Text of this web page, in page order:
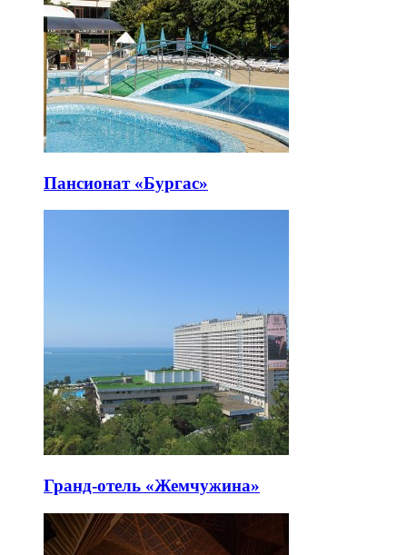
Пансионат «Бургас»
Гранд-отель «Жемчужина»